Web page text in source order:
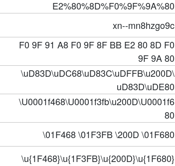
E2%80%8D%F0%9F%9A%80
xn--mn8hzgo9c
F0 9F 91 A8 F0 9F 8F BB E2 80 8D F0
9F 9A 80
\uD83D\uDC68\uD83C\uDFFB\u200D\
uD83D\uDE80
\U0001f468\U0001f3fb\u200D\U0001f6
80
\01F468 \01F3FB \200D \01F680
\u{1F468}\u{1F3FB}\u{200D}\u{1F680}